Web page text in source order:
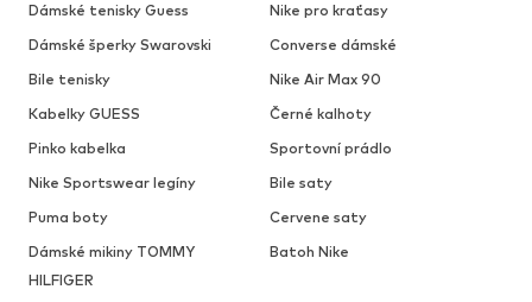
Dámské tenisky Guess
Nike pro kraťasy
Dámské šperky Swarovski
Converse dámské
Bile tenisky
Nike Air Max 90
Kabelky GUESS
Černé kalhoty
Pinko kabelka
Sportovní prádlo
Nike Sportswear legíny
Bile saty
Puma boty
Cervene saty
Dámské mikiny TOMMY
HILFIGER
Batoh Nike